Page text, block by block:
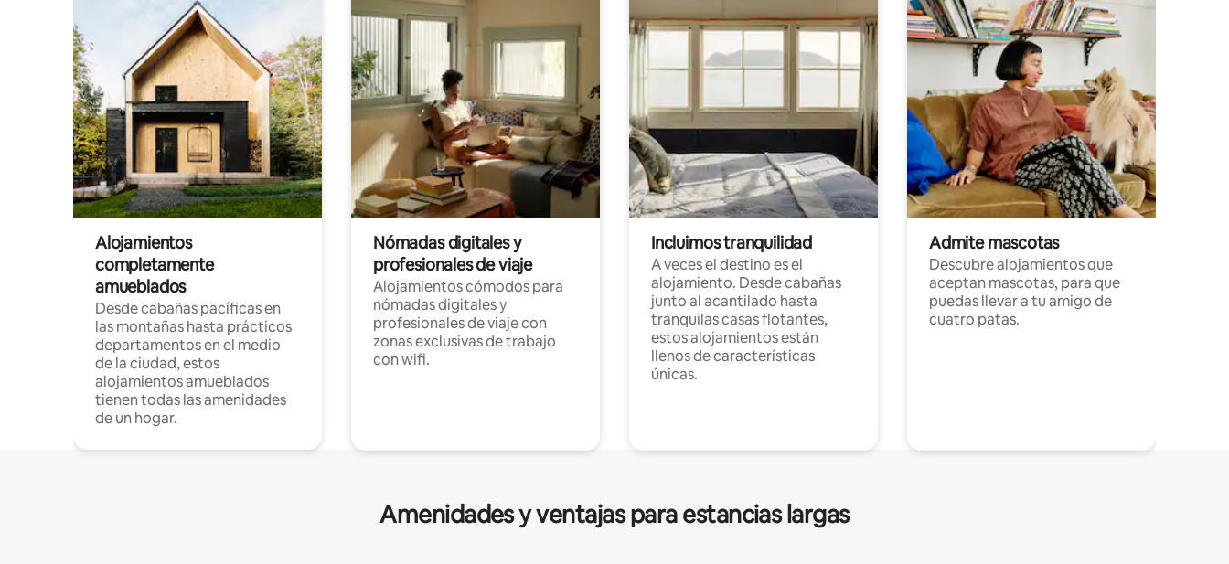
Alojamientos
completamente
amueblados
Desde cabañas pacíficas en
las montañas hasta prácticos
departamentos en el medio
de la ciudad, estos
alojamientos amueblados
tienen todas las amenidades
de un hogar.
Nómadas digitales y
profesionales de viaje
Alojamientos cómodos para
nómadas digitales y
profesionales de viaje con
zonas exclusivas de trabajo
con wifi.
Incluimos tranquilidad
A veces el destino es el
alojamiento. Desde cabañas
junto al acantilado hasta
tranquilas casas flotantes,
estos alojamientos están
llenos de características
únicas.
Admite mascotas
Descubre alojamientos que
aceptan mascotas, para que
puedas llevar a tu amigo de
cuatro patas.
Amenidades y ventajas para estancias largas